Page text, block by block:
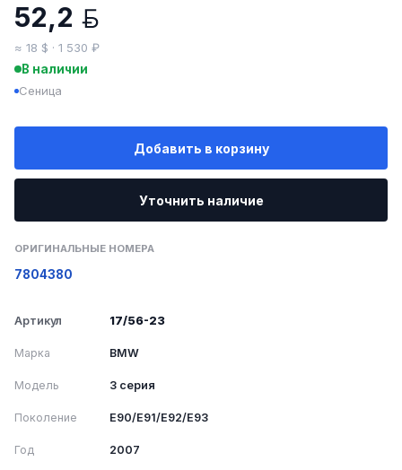
52,2
≈ 18 $ · 1 530 ₽
В наличии
Сеница
Добавить в корзину
Уточнить наличие
ОРИГИНАЛЬНЫЕ НОМЕРА
7804380
Артикул 17/56-23
Марка BMW
Модель 3 серия
Поколение E90/E91/E92/E93
Год 2007